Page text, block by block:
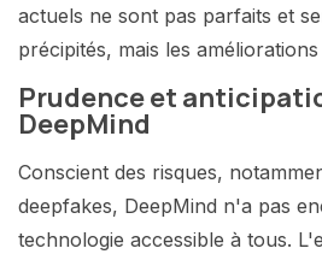
actuels ne sont pas parfaits et
précipités, mais les
Prudence et
DeepMind
Conscient des risques,
deepfakes, DeepMind n'a pas
technologie accessible à tous.